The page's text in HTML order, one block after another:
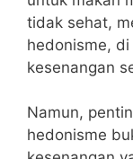
tidak sehat,
hedonisme,
kesenangan
Namun,
hedonisme